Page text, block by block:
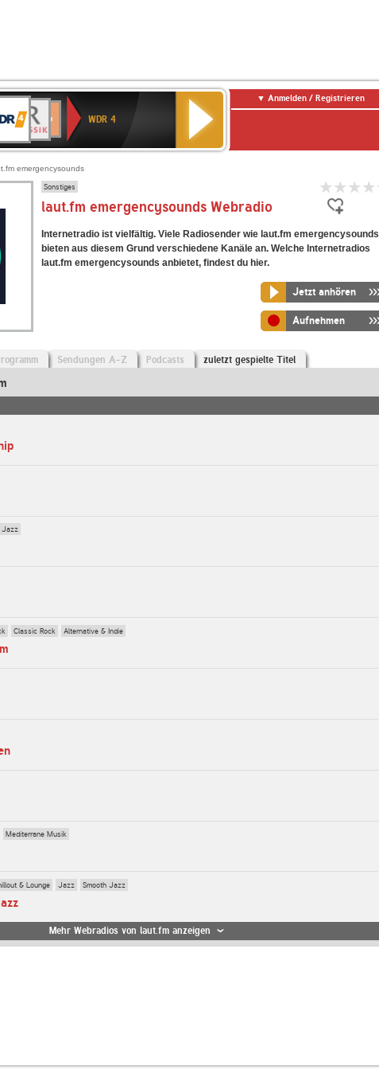
KLASSIK
Deutschlandfunk
Kultur
WDR 4
Anmelden / Registrieren
emergencysounds
Sonstiges
laut.fm emergencysounds Webradio
Internetradio ist vielfältig. Viele Radiosender wie laut.fm emergencysounds
bieten aus diesem Grund verschiedene Kanäle an. Welche Internetradios
laut.fm emergencysounds anbietet, findest du hier.
Jetzt anhören
Aufnehmen
Sendungen A-Z Podcasts zuletzt gespielte Titel
Jazz
Classic Rock Alternative & Indie
Mediterrane Musik
& Lounge Jazz Smooth Jazz
Mehr Webradios von laut.fm anzeigen